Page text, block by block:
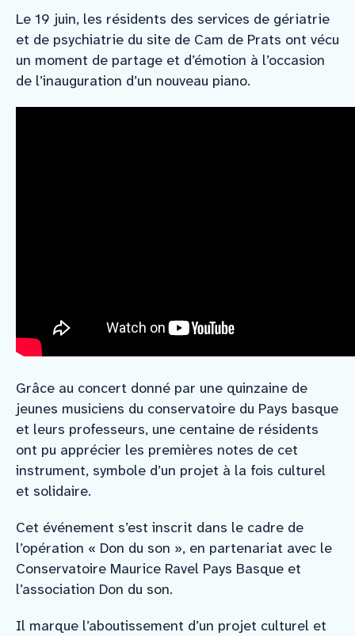
Le 19 juin, les résidents des services de gériatrie
et de psychiatrie du site de Cam de Prats ont vécu
un moment de partage et d’émotion à l’occasion
de l’inauguration d’un nouveau piano.
Grâce au concert donné par une quinzaine de
jeunes musiciens du conservatoire du Pays basque
et leurs professeurs, une centaine de résidents
ont pu apprécier les premières notes de cet
instrument, symbole d’un projet à la fois culturel
et solidaire.
Cet événement s’est inscrit dans le cadre de
l’opération « Don du son », en partenariat avec le
Conservatoire Maurice Ravel Pays Basque et
l’association Don du son.
Il marque l’aboutissement d’un projet culturel et